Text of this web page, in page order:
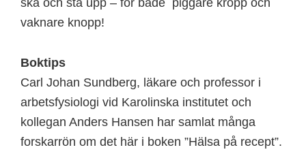
ska och stå upp – för både piggare kropp och
vaknare knopp!
Boktips
Carl Johan Sundberg, läkare och professor i
arbetsfysiologi vid Karolinska institutet och
kollegan Anders Hansen har samlat många
forskarrön om det här i boken ”Hälsa på recept”.